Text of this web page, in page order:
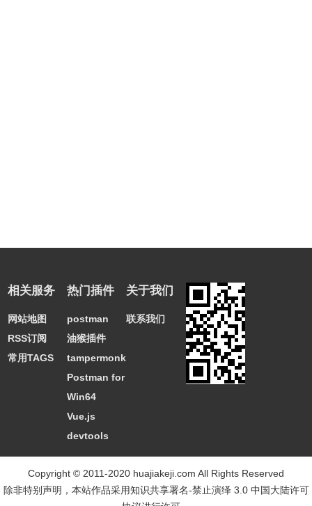
相关服务
网站地图
RSS订阅
常用TAGS
热门插件
postman
油猴插件
tampermonkey
Postman for
Win64
Vue.js
devtools
关于我们
联系我们
Copyright © 2011-2020 huajiakeji.com All Rights Reserved
除非特别声明，本站作品采用知识共享署名-禁止演绎 3.0 中国大陆许可